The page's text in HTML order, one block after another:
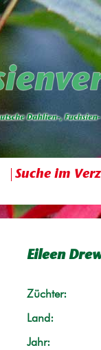
Suche im
Eileen
Züchter:
Land:
Jahr: